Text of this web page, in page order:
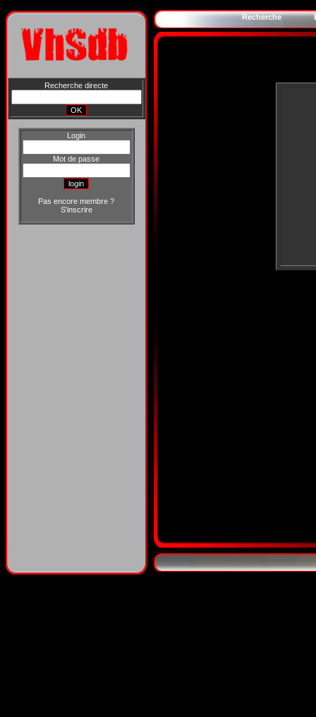
Recherche directe
Login
Mot de passe
Pas encore membre ?
S'inscrire
Recherche